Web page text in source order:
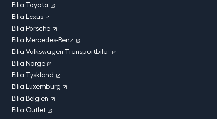
Bilia Toyota
Bilia Lexus
Bilia Porsche
Bilia Mercedes-Benz
Bilia Volkswagen Transportbilar
Bilia Norge
Bilia Tyskland
Bilia Luxemburg
Bilia Belgien
Bilia Outlet